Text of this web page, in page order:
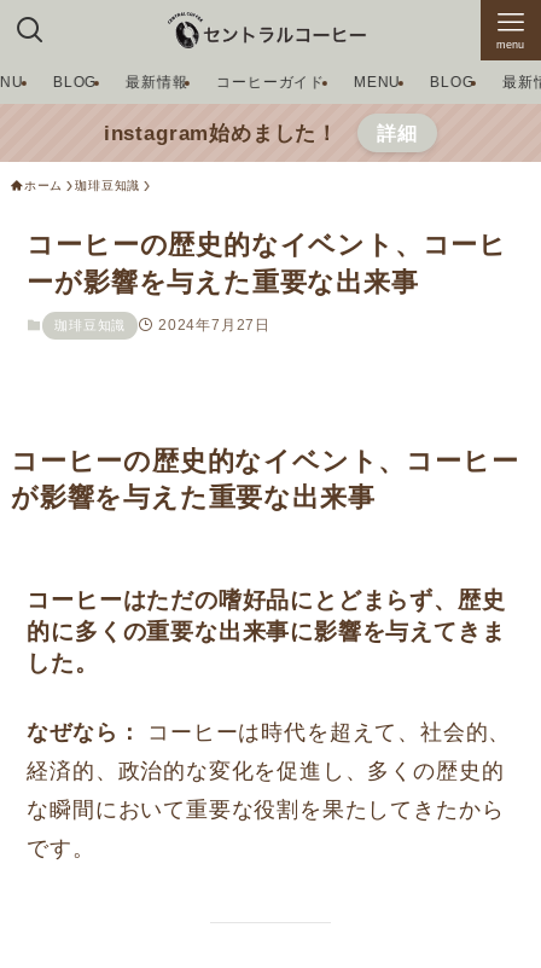
menu
BLOG 最新情報 コーヒーガイド MENU BLOG 最新
instagram始めました！ 詳細
ホーム 珈琲豆知識
コーヒーの歴史的なイベント、コーヒ
ーが影響を与えた重要な出来事
珈琲豆知識 2024年7月27日
コーヒーの歴史的なイベント、コーヒー
が影響を与えた重要な出来事
コーヒーはただの嗜好品にとどまらず、歴史
的に多くの重要な出来事に影響を与えてきま
した。
なぜなら：
コーヒーは時代を超えて、社会的、
経済的、政治的な変化を促進し、多くの歴史的
な瞬間において重要な役割を果たしてきたから
です。